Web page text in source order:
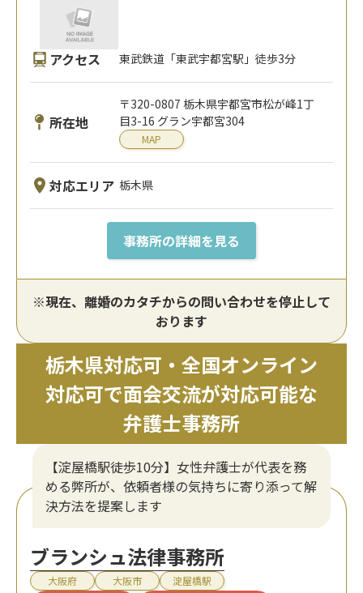
アクセス 東武鉄道「東武宇都宮駅」徒歩3分
所在地
〒320-0807 栃木県宇都宮市松が峰1丁
目3-16 グラン宇都宮304
MAP
対応エリア 栃木県
事務所の詳細を見る
※現在、離婚のカタチからの問い合わせを停止して
おります
栃木県対応可・全国オンライン
対応可で面会交流が対応可能な
弁護士事務所
【淀屋橋駅徒歩10分】女性弁護士が代表を務
める弊所が、依頼者様の気持ちに寄り添って解
決方法を提案します
ブランシュ法律事務所
大阪府 大阪市 淀屋橋駅